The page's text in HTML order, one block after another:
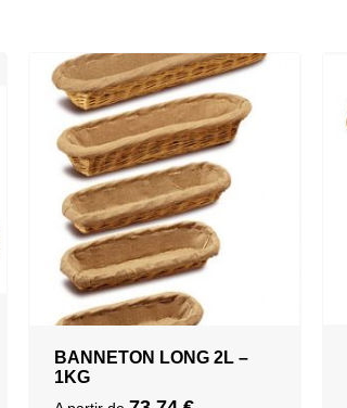
BANNETON LONG 2L –
1KG